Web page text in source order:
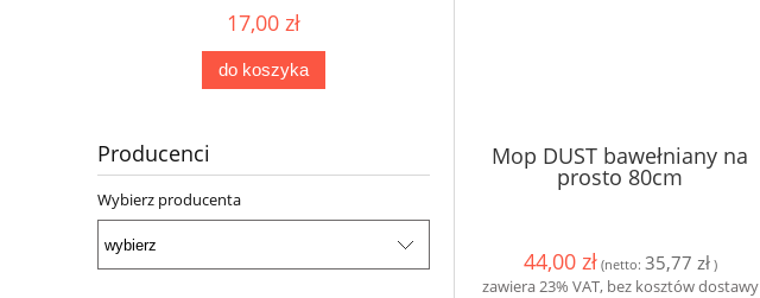
17,00 zł
do koszyka
Producenci
Wybierz producenta
Mop DUST bawełniany na
prosto 80cm
44,00 zł (netto: 35,77 zł)
zawiera 23% VAT, bez kosztów dostawy